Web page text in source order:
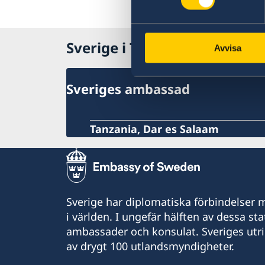
Avvisa
Sverige i Tanzania
Sveriges ambassad
Tanzania, Dar es Salaam
Sverige har diplomatiska förbindelser
i världen. I ungefär hälften av dessa
ambassader och konsulat. Sveriges
av drygt 100 utlandsmyndigheter.